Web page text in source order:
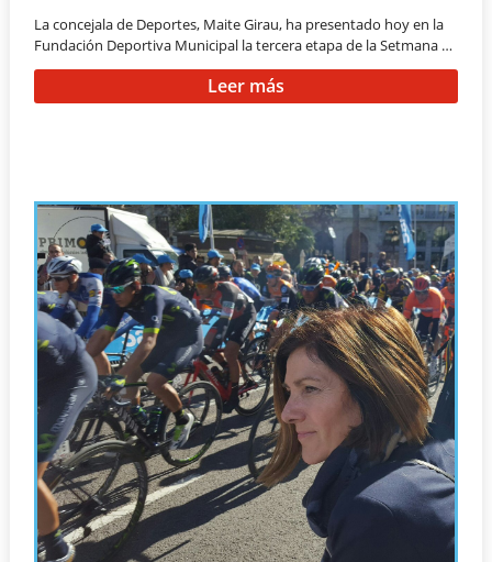
La concejala de Deportes, Maite Girau, ha presentado hoy en la
Fundación Deportiva Municipal la tercera etapa de la Setmana …
Leer más